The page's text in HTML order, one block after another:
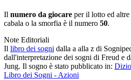
Il numero da giocare per il lotto ed
cabala o la smorfia è il numero 50.
Note Editoriali
Il libro dei sogni dalla a alla z di
dall'interpretazione dei sogni di Freud e
Jung. Il sogno è stato pubblicato in:
Libro dei Sogni - Azioni